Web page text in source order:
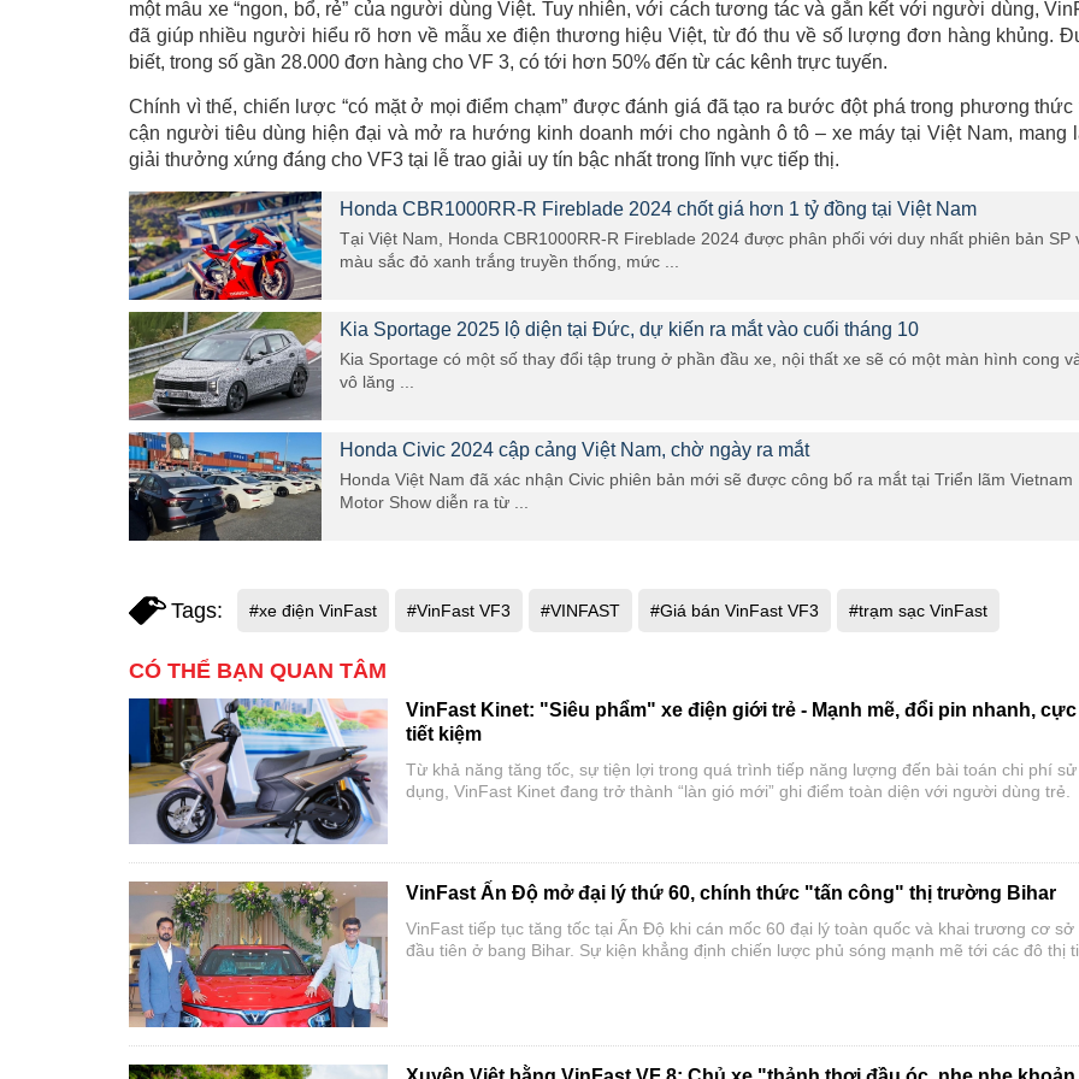
một mẫu xe “ngon, bổ, rẻ” của người dùng Việt. Tuy nhiên, với cách tương tác và gắn kết với người dùng,
đã giúp nhiều người hiểu rõ hơn về mẫu xe điện thương hiệu Việt, từ đó thu về số lượng đơn hàng khủng.
biết, trong số gần 28.000 đơn hàng cho VF 3, có tới hơn 50% đến từ các kênh trực tuyến.
Chính vì thế, chiến lược “có mặt ở mọi điểm chạm” được đánh giá đã tạo ra bước đột phá trong phương thức
cận người tiêu dùng hiện đại và mở ra hướng kinh doanh mới cho ngành ô tô – xe máy tại Việt Nam, mang
giải thưởng xứng đáng cho VF3 tại lễ trao giải uy tín bậc nhất trong lĩnh vực tiếp thị.
Honda CBR1000RR-R Fireblade 2024 chốt giá hơn 1 tỷ đồng tại Việt Nam
Tại Việt Nam, Honda CBR1000RR-R Fireblade 2024 được phân phối với duy nhất phiên bản SP
màu sắc đỏ xanh trắng truyền thống, mức ...
Kia Sportage 2025 lộ diện tại Đức, dự kiến ra mắt vào cuối tháng 10
Kia Sportage có một số thay đổi tập trung ở phần đầu xe, nội thất xe sẽ có một màn hình cong
vô lăng ...
Honda Civic 2024 cập cảng Việt Nam, chờ ngày ra mắt
Honda Việt Nam đã xác nhận Civic phiên bản mới sẽ được công bố ra mắt tại Triển lãm Vietnam
Motor Show diễn ra từ ...
Tags: #xe điện VinFast #VinFast VF3 #VINFAST #Giá bán VinFast VF3 #trạm sạc VinFast
CÓ THỂ BẠN QUAN TÂM
VinFast Kinet: "Siêu phẩm" xe điện giới trẻ - Mạnh mẽ, đổi pin nhanh,
tiết kiệm
Từ khả năng tăng tốc, sự tiện lợi trong quá trình tiếp năng lượng đến bài toán chi phí sử
dụng, VinFast Kinet đang trở thành “làn gió mới” ghi điểm toàn diện với người dùng trẻ.
VinFast Ấn Độ mở đại lý thứ 60, chính thức "tấn công" thị trường Bihar
VinFast tiếp tục tăng tốc tại Ấn Độ khi cán mốc 60 đại lý toàn quốc và khai trương cơ sở
đầu tiên ở bang Bihar. Sự kiện khẳng định chiến lược phủ sóng mạnh mẽ tới các đô thị